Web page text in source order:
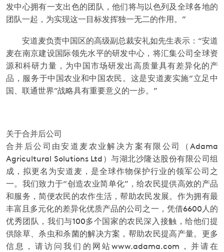
发中心拥有一支出色的团队，他们将与以色列及全球各地的
团队一起，为实现这一目标发挥独一无二的作用。”
安道麦负责中国区的高级副总裁安礼如先生表示：“安道
麦在南京建设国际领先水平的研发中心，将汇集公司全球资
源和科研力量，为中国市场研发出高质量具有差异化的产
品，服务于中国农业和中国农民。这是安道麦实施“立足中
国、联通世界”战略具有重要意义的一步。”
关于合并后公司
合并后公司由安道麦农业解决方案有限公司（Adama
Agricultural Solutions Ltd）与湖北沙隆达股份有限公司组
成，拟更名为安道麦，是全球作物保护行业的领军公司之
一。我们致力于“创造农业简单化”，给农民提供高效的产品
和服务，简便农民的农作生活，帮助农民发展。作为拥有最
丰富且多元化的差异化优质产品的公司之一，凭借6600人的
优秀团队，我们与100多个国家的农民深入接触，给他们提
供除草、杀虫和杀菌的解决方案，帮助农民提高产量。更多
信息，请访问我们的网站www.adama.com，并请在